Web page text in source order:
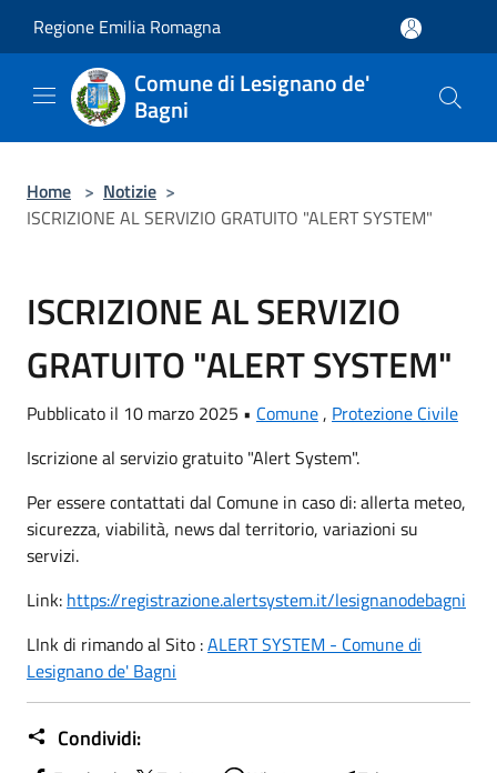
Regione Emilia Romagna
Comune di Lesignano de'
Bagni
Home > Notizie >
ISCRIZIONE AL SERVIZIO GRATUITO "ALERT SYSTEM"
ISCRIZIONE AL SERVIZIO
GRATUITO "ALERT SYSTEM"
Pubblicato il 10 marzo 2025 • Comune , Protezione Civile
Iscrizione al servizio gratuito "Alert System".
Per essere contattati dal Comune in caso di: allerta meteo,
sicurezza, viabilità, news dal territorio, variazioni su
servizi.
Link: https://registrazione.alertsystem.it/lesignanodebagni
LInk di rimando al Sito :ALERT SYSTEM - Comune di
Lesignano de' Bagni
Condividi: